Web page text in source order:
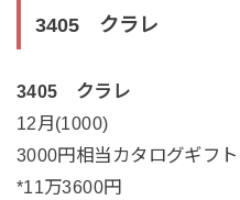
3405 クラレ
3405 クラレ
12月(1000)
3000円相当カタログギフト
*11万3600円